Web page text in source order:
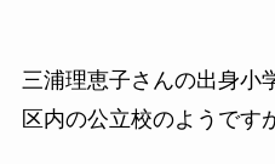
三浦理恵子さんの出身小
区内の公立校のようです